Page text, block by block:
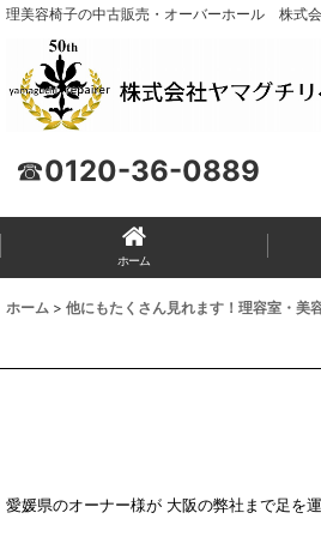
理美容椅子の中古販売・オーバーホール 株式
☎0120-36-0889
ホーム
ホーム > 他にもたくさん見れます！理容室・美
愛媛県のオーナー様が 大阪の弊社まで足を運